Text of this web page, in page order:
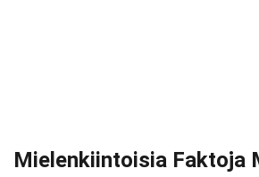
Mielenkiintoisia Faktoja